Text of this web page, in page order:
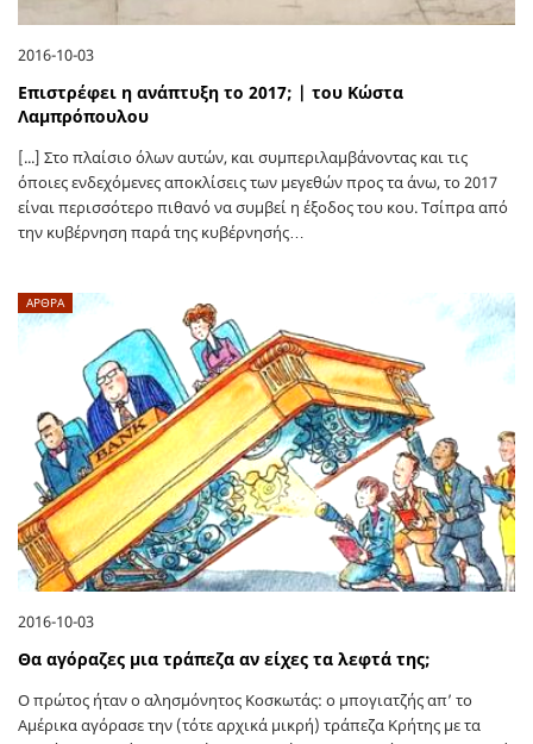
2016-10-03
Επιστρέφει η ανάπτυξη το 2017; | του Κώστα
Λαμπρόπουλου
[...] Στο πλαίσιο όλων αυτών, και συμπεριλαμβάνοντας και τις
όποιες ενδεχόμενες αποκλίσεις των μεγεθών προς τα άνω, το 2017
είναι περισσότερο πιθανό να συμβεί η έξοδος του κου. Τσίπρα από
την κυβέρνηση παρά της κυβέρνησής…
ΑΡΘΡΑ
2016-10-03
Θα αγόραζες μια τράπεζα αν είχες τα λεφτά της;
Ο πρώτος ήταν ο αλησμόνητος Κοσκωτάς: ο μπογιατζής απ’ το
Αμέρικα αγόρασε την (τότε αρχικά μικρή) τράπεζα Κρήτης με τα